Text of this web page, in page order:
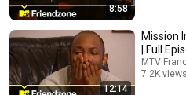
8:58
12:14
Mission
| Full
MTV
7.2K views